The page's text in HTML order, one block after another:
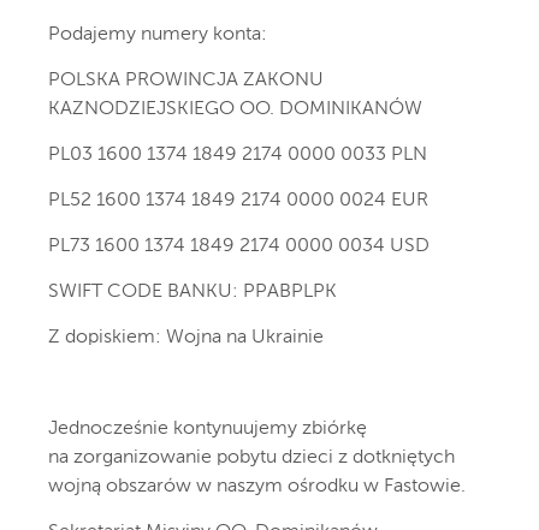
Podajemy numery konta:
POLSKA PROWINCJA ZAKONU
KAZNODZIEJSKIEGO OO. DOMINIKANÓW
PL03 1600 1374 1849 2174 0000 0033 PLN
PL52 1600 1374 1849 2174 0000 0024 EUR
PL73 1600 1374 1849 2174 0000 0034 USD
SWIFT CODE BANKU: PPABPLPK
Z dopiskiem: Wojna na Ukrainie
Jednocześnie kontynuujemy zbiórkę
na zorganizowanie pobytu dzieci z dotkniętych
wojną obszarów w naszym ośrodku w Fastowie.